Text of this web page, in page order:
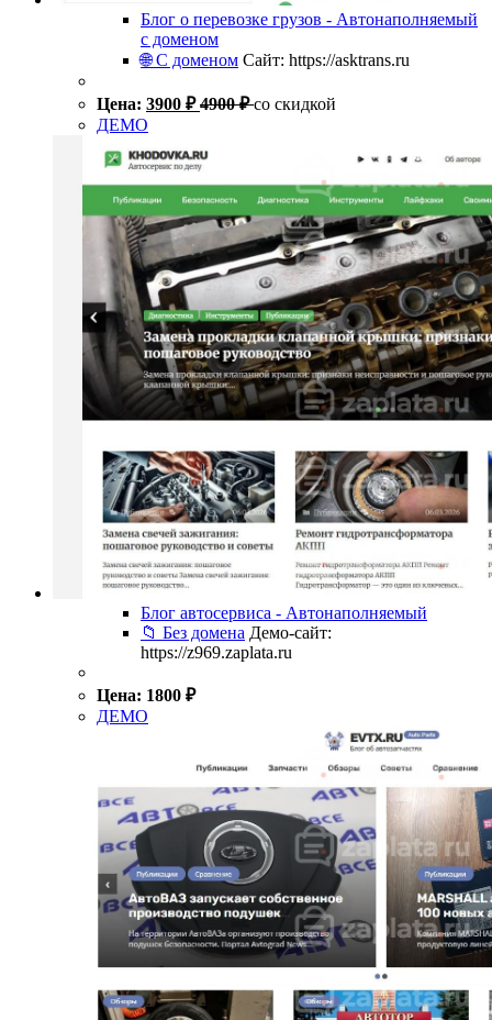
Блог о перевозке грузов - Автонаполняемый
с доменом
🌐 С доменом Сайт: https://asktrans.ru
Цена: 3900 ₽ 4900₽ со скидкой
ДЕМО
Блог автосервиса - Автонаполняемый
📁 Без домена Демо-сайт:
https://z969.zaplata.ru
Цена: 1800 ₽
ДЕМО